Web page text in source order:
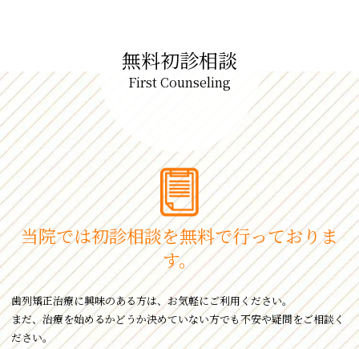
無料初診相談
First Counseling
当院では初診相談を無料で⾏っておりま
す。
⻭列矯正治療に興味のある⽅は、お気軽にご利⽤ください。
まだ、治療を始めるかどうか決めていない⽅でも不安や疑問をご相談く
ださい。